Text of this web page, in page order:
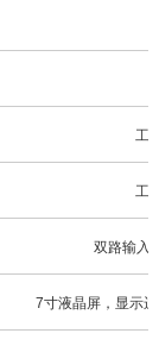
工
工
双路输入
7寸液晶屏，显示